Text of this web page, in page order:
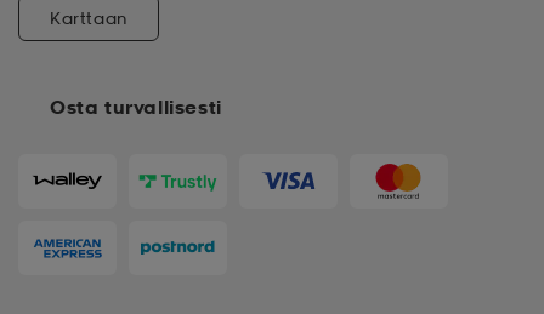
Osta turvallisesti
Karttaan